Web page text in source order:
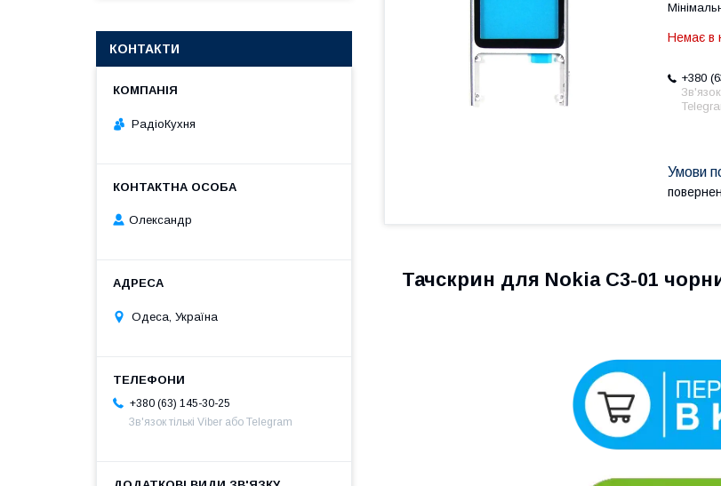
Немає в
+380
Тачскрин для Nokia C3-01
КОНТАКТИ
РадіоКухня
Олександр
Одеса, Україна
+380 (63) 145-30-25
Зв'язок тількі Viber або Telegram